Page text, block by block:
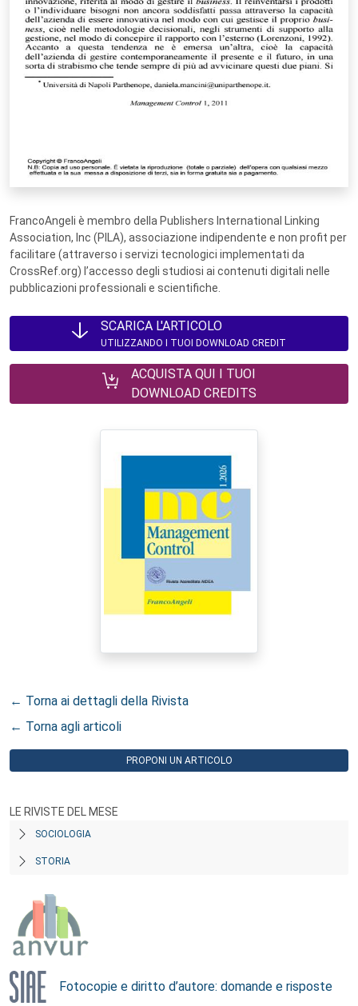
FrancoAngeli è membro della Publishers International Linking
Association, Inc (PILA), associazione indipendente e non profit per
facilitare (attraverso i servizi tecnologici implementati da
CrossRef.org) l’accesso degli studiosi ai contenuti digitali nelle
pubblicazioni professionali e scientifiche.
SCARICA L'ARTICOLO
UTILIZZANDO I TUOI DOWNLOAD CREDIT
ACQUISTA QUI I TUOI
DOWNLOAD CREDITS
← Torna ai dettagli della Rivista
← Torna agli articoli
PROPONI UN ARTICOLO
LE RIVISTE DEL MESE
SOCIOLOGIA
STORIA
Fotocopie e diritto d’autore: domande e risposte